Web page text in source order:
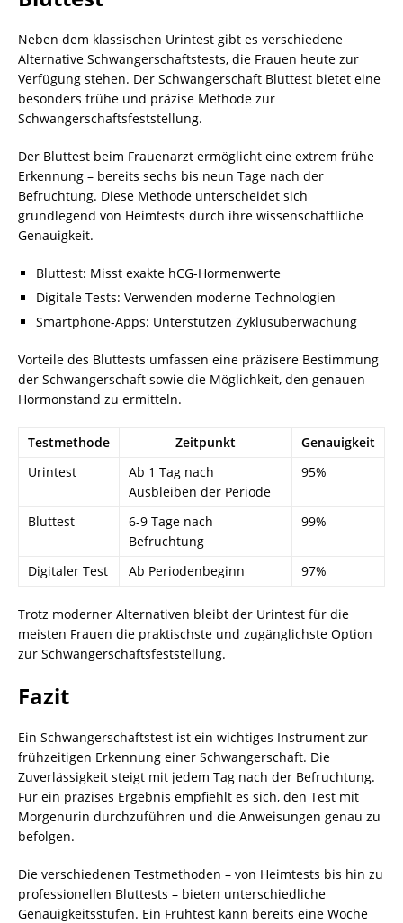
Neben dem klassischen Urintest gibt es verschiedene
Alternative Schwangerschaftstests, die Frauen heute zur
Verfügung stehen. Der Schwangerschaft Bluttest bietet eine
besonders frühe und präzise Methode zur
Schwangerschaftsfeststellung.
Der Bluttest beim Frauenarzt ermöglicht eine extrem frühe
Erkennung – bereits sechs bis neun Tage nach der
Befruchtung. Diese Methode unterscheidet sich
grundlegend von Heimtests durch ihre wissenschaftliche
Genauigkeit.
Bluttest: Misst exakte hCG-Hormenwerte
Digitale Tests: Verwenden moderne Technologien
Smartphone-Apps: Unterstützen Zyklusüberwachung
Vorteile des Bluttests umfassen eine präzisere Bestimmung
der Schwangerschaft sowie die Möglichkeit, den genauen
Hormonstand zu ermitteln.
Testmethode Zeitpunkt
Genauigkeit
Urintest
Ab 1 Tag nach
Ausbleiben der Periode
95%
Bluttest
6-9 Tage nach
Befruchtung
99%
Digitaler Test Ab Periodenbeginn 97%
Trotz moderner Alternativen bleibt der Urintest für die
meisten Frauen die praktischste und zugänglichste Option
zur Schwangerschaftsfeststellung.
Fazit
Ein Schwangerschaftstest ist ein wichtiges Instrument zur
frühzeitigen Erkennung einer Schwangerschaft. Die
Zuverlässigkeit steigt mit jedem Tag nach der Befruchtung.
Für ein präzises Ergebnis empfiehlt es sich, den Test mit
Morgenurin durchzuführen und die Anweisungen genau zu
befolgen.
Die verschiedenen Testmethoden – von Heimtests bis hin zu
professionellen Bluttests – bieten unterschiedliche
Genauigkeitsstufen. Ein Frühtest kann bereits eine Woche